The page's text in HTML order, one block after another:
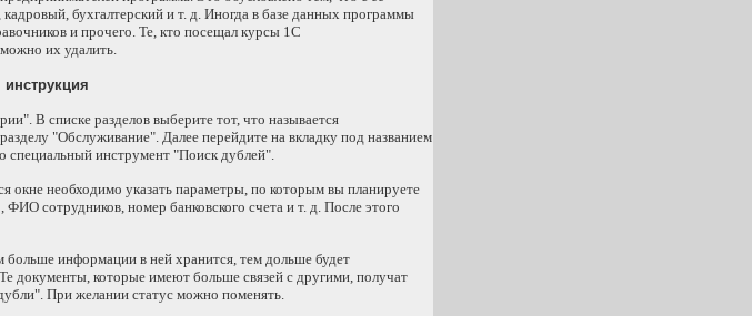
бухгалтерский и т. д. Иногда в базе данных программы
и прочего. Те, кто посещал курсы 1С
их удалить.
В списке разделов выберите тот, что называется
"Обслуживание". Далее перейдите на вкладку под названием
инструмент "Поиск дублей".
окне необходимо указать параметры, по которым вы планируете
сотрудников, номер банковского счета и т. д. После этого
информации в ней хранится, тем дольше будет
документы, которые имеют больше связей с другими, получат
При желании статус можно поменять.